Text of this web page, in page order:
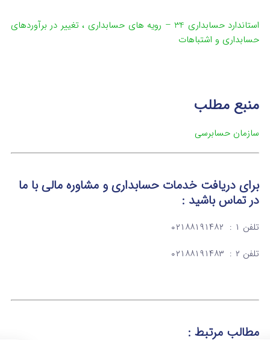
استاندارد حسابداری 34 – رویه های حسابداری ، تغییر در برآوردهای
حسابداری و اشتباهات
منبع مطلب
سازمان حسابرسی
برای دریافت خدمات حسابداری و مشاوره مالی با ما
در تماس باشید :
تلفن ۱ : ۰۲۱۸۸۱۹۱۴۸۲
تلفن ۲ : ۰۲۱۸۸۱۹۱۴۸۳
مطالب مرتبط :